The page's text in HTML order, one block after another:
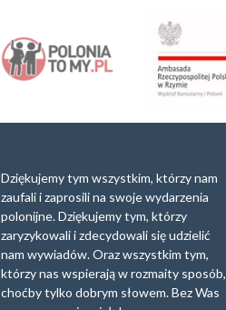
r
n
a
:
Dziękujemy tym wszystkim, którzy nam
zaufali i zaprosili na swoje wydarzenia
polonijne. Dziękujemy tym, którzy
zaryzykowali i zdecydowali się udzielić
nam wywiadów. Oraz wszystkim tym,
którzy nas wspierają w rozmaity sposób,
choćby tylko dobrym słowem. Bez Was